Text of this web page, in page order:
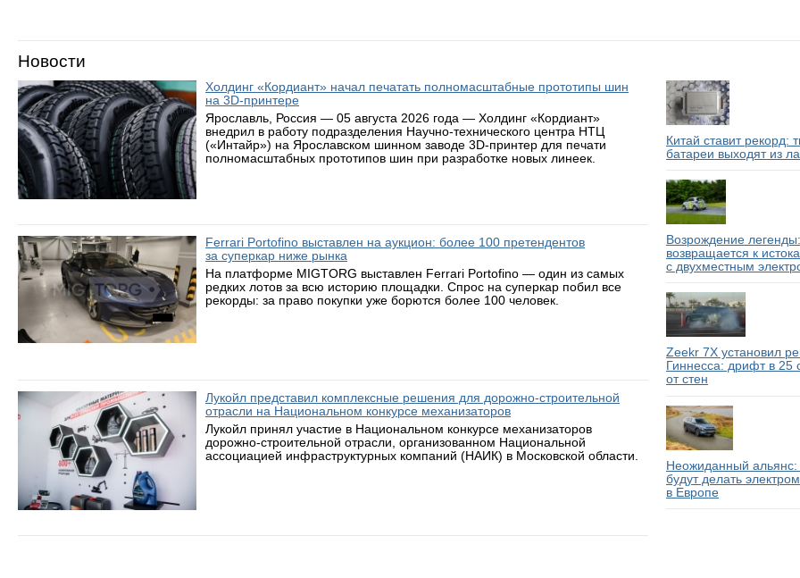
Новости
Холдинг «Кордиант» начал печатать полномасштабные прототипы шин
на 3D-принтере
Ярославль, Россия — 05 августа 2026 года — Холдинг «Кордиант»
внедрил в работу подразделения Научно-технического центра НТЦ
(«Интайр») на Ярославском шинном заводе 3D-принтер для печати
полномасштабных прототипов шин при разработке новых линеек.
Ferrari Portofino выставлен на аукцион: более 100 претендентов
за суперкар ниже рынка
На платформе MIGTORG выставлен Ferrari Portofino — один из самых
редких лотов за всю историю площадки. Спрос на суперкар побил все
рекорды: за право покупки уже борются более 100 человек.
Лукойл представил комплексные решения для дорожно-строительной
отрасли на Национальном конкурсе механизаторов
Лукойл принял участие в Национальном конкурсе механизаторов
дорожно-строительной отрасли, организованном Национальной
ассоциацией инфраструктурных компаний (НАИК) в Московской области.
Китай ставит рекорд:
батареи выходят из
Возрождение
возвращается к
с двухместным
Zeekr 7X установил
Гиннесса: дрифт в 25
от стен
Неожиданный
будут делать
в Европе